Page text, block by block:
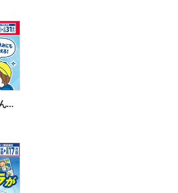
\通学や外遊びでの暑さ対策に/ひんやり長続きネッククーラー